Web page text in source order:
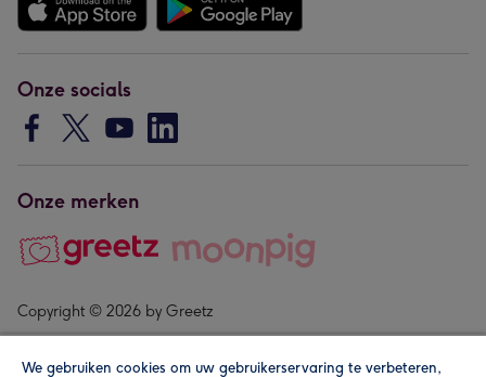
Onze socials
Onze merken
Copyright © 2026 by Greetz
We gebruiken cookies om uw gebruikerservaring te verbeteren,